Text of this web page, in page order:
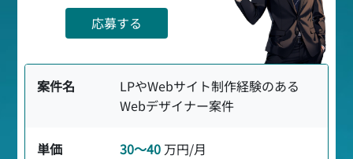
応募する
案件名
LPやWebサイト制作経験のある
Webデザイナー案件
単価 30〜40 万円/月